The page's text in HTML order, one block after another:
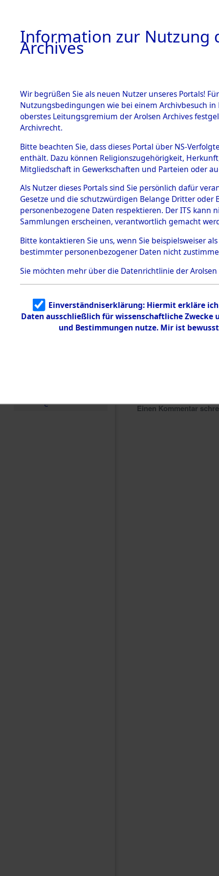
BESTÄNDE
1.
mente
5. Verschiedenes
5.3
Todesmärsche
5.3.1 Alliierte
Erhebungen
zu
Todesmärsch
en
5.3.2
Identifizierun
5.3.3
Todesmärsch
e
Listen
0003
Einen Kommentar
Information zur Nutzung
Archives
Wir begrüßen Sie als neuen Nutzer unseres Portals!
Nutzungsbedingungen wie bei einem Archivbesuch
oberstes Leitungsgremium der Arolsen Archives
Archivrecht.
Bitte beachten Sie, dass dieses Portal über NS-
enthält. Dazu können Religionszugehörigkeit,
Mitgliedschaft in Gewerkschaften und Parteien oder
Als Nutzer dieses Portals sind Sie persönlich dafür
Gesetze und die schutzwürdigen Belange Dritter
personenbezogene Daten respektieren. Der ITS
Sammlungen erscheinen, verantwortlich gemacht
Bitte kontaktieren Sie uns, wenn Sie beispielsweiser
bestimmter personenbezogener Daten nicht
Sie möchten mehr über die Datenrichtlinie der Arolsen
Einverständniserklärung: Hiermit erkläre
Daten ausschließlich für wissenschaftliche
und Bestimmungen nutze. Mir ist